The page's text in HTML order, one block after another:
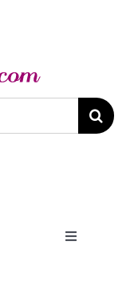
Toggle